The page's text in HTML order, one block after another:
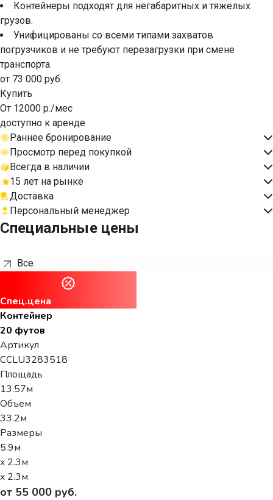
Контейнеры подходят для негабаритных и тяжелых
грузов.
Унифицированы со всеми типами захватов
погрузчиков и не требуют перезагрузки при смене
транспорта.
от 73 000 руб.
Купить
От 12000 р./мес
доступно к аренде
Раннее бронирование
Просмотр перед покупкой
Всегда в наличии
15 лет на рынке
Доставка
Персональный менеджер
Специальные цены
Все
Спец.цена
Контейнер
20 футов
Артикул
CCLU3283518
Площадь
13.57м
Объем
33.2м
Размеры
5.9м
x 2.3м
x 2.3м
от 55 000 руб.